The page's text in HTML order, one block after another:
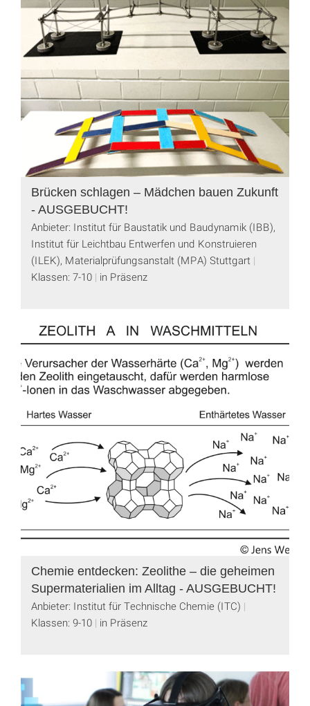
Brücken schlagen – Mädchen bauen Zukunft
- AUSGEBUCHT!
Anbieter: Institut für Baustatik und Baudynamik (IBB),
Institut für Leichtbau Entwerfen und Konstruieren
(ILEK), Materialprüfungsanstalt (MPA) Stuttgart
Klassen: 7-10 in Präsenz
Chemie entdecken: Zeolithe – die geheimen
Supermaterialien im Alltag - AUSGEBUCHT!
Anbieter: Institut für Technische Chemie (ITC)
Klassen: 9-10 in Präsenz